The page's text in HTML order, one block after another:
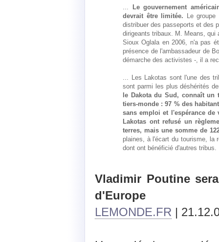
...
Le gouvernement
devrait être limitée. Le
distribuer des passeports et des
dirigeants tribaux. M. Means, qui
Sioux Oglala en 2006, n'a pas
présence de l'ambassadeur de
démarche des activistes -, il a
... Les Lakotas sont l'une des
sont parmi les plus déshérités
le Dakota du Sud, connaît un
tiers-monde : 97 % des
sans emploi et l'espérance de
Lakotas ont refusé un
terres, mais une somme de
plaines, à l'écart du tourisme, la
dont ont bénéficié d'autres tribus.
Vladimir Poutine
d'Europe
LEMONDE.FR |